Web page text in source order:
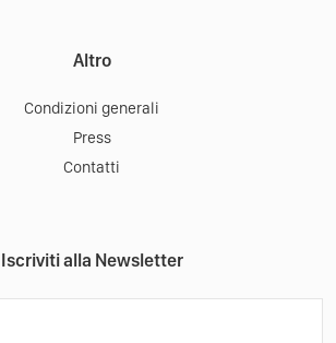
Altro
Condizioni generali
Press
Contatti
Iscriviti alla Newsletter